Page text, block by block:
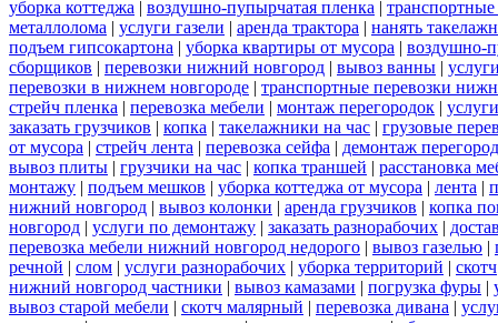
уборка коттеджа | воздушно-пупырчатая пленка | транспортные
металлолома | услуги газели | аренда трактора | нанять
подъем гипсокартона | уборка квартиры от мусора | воздушно-
сборщиков | перевозки нижний новгород | вывоз ванны |
перевозки в нижнем новгороде | транспортные перевозки
стрейч пленка | перевозка мебели | монтаж перегородок |
заказать грузчиков | копка | такелажники на час | грузовые
от мусора | стрейч лента | перевозка сейфа | демонтаж
вывоз плиты | грузчики на час | копка траншей | расстановка
монтажу | подъем мешков | уборка коттеджа от мусора | лента |
нижний новгород | вывоз колонки | аренда грузчиков | копка
новгород | услуги по демонтажу | заказать разнорабочих |
перевозка мебели нижний новгород недорого | вывоз газелью |
речной | слом | услуги разнорабочих | уборка территорий | скотч
нижний новгород частники | вывоз камазами | погрузка фуры |
вывоз старой мебели | скотч малярный | перевозка дивана |